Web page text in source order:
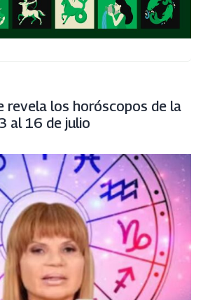
revela los horóscopos de la
al 16 de julio